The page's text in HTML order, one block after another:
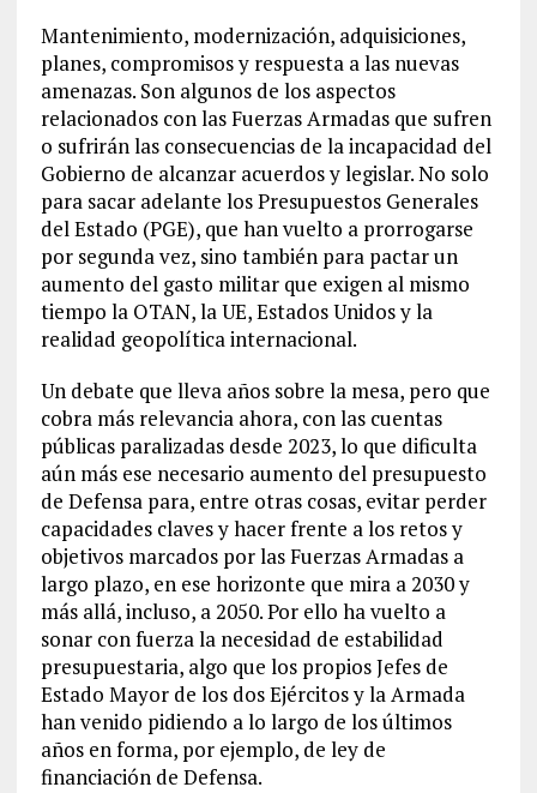
Mantenimiento, modernización, adquisiciones,
planes, compromisos y respuesta a las nuevas
amenazas. Son algunos de los aspectos
relacionados con las Fuerzas Armadas que sufren
o sufrirán las consecuencias de la incapacidad del
Gobierno de alcanzar acuerdos y legislar. No solo
para sacar adelante los Presupuestos Generales
del Estado (PGE), que han vuelto a prorrogarse
por segunda vez, sino también para pactar un
aumento del gasto militar que exigen al mismo
tiempo la OTAN, la UE, Estados Unidos y la
realidad geopolítica internacional.
Un debate que lleva años sobre la mesa, pero que
cobra más relevancia ahora, con las cuentas
públicas paralizadas desde 2023, lo que dificulta
aún más ese necesario aumento del presupuesto
de Defensa para, entre otras cosas, evitar perder
capacidades claves y hacer frente a los retos y
objetivos marcados por las Fuerzas Armadas a
largo plazo, en ese horizonte que mira a 2030 y
más allá, incluso, a 2050. Por ello ha vuelto a
sonar con fuerza la necesidad de estabilidad
presupuestaria, algo que los propios Jefes de
Estado Mayor de los dos Ejércitos y la Armada
han venido pidiendo a lo largo de los últimos
años en forma, por ejemplo, de ley de
financiación de Defensa.